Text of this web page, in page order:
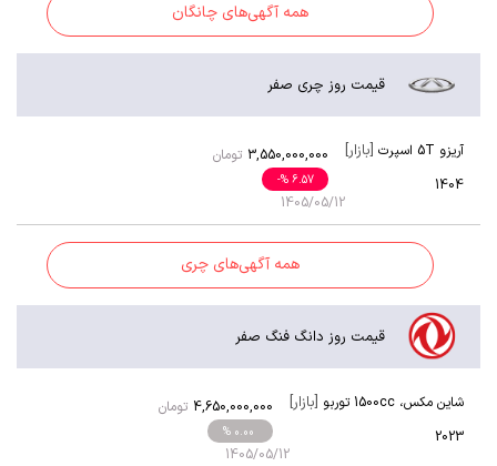
همه آگهی‌های چانگان
قیمت روز چری صفر
آریزو 5T اسپرت [بازار]
1404
1405/05/12
% 6.57
-
تومان 3,550,000,000
همه آگهی‌های چری
قیمت روز دانگ فنگ صفر
شاین مکس، 1500cc توربو [بازار]
2023
1405/05/12
% 0.00
تومان 4,650,000,000